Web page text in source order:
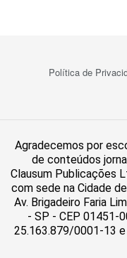
Política de
Agradecemos por
de conteúdos
Clausum Publicações
com sede na Cidade
Av. Brigadeiro Faria
- SP - CEP 01451-
25.163.879/0001-13 e